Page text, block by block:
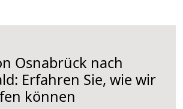
Osnabrück nach
Erfahren Sie, wie wir
können